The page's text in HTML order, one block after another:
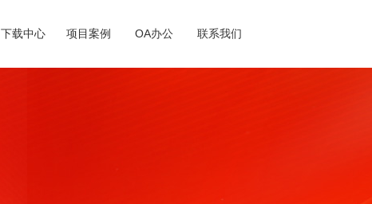
下载中心 项目案例 OA办公
联系我们